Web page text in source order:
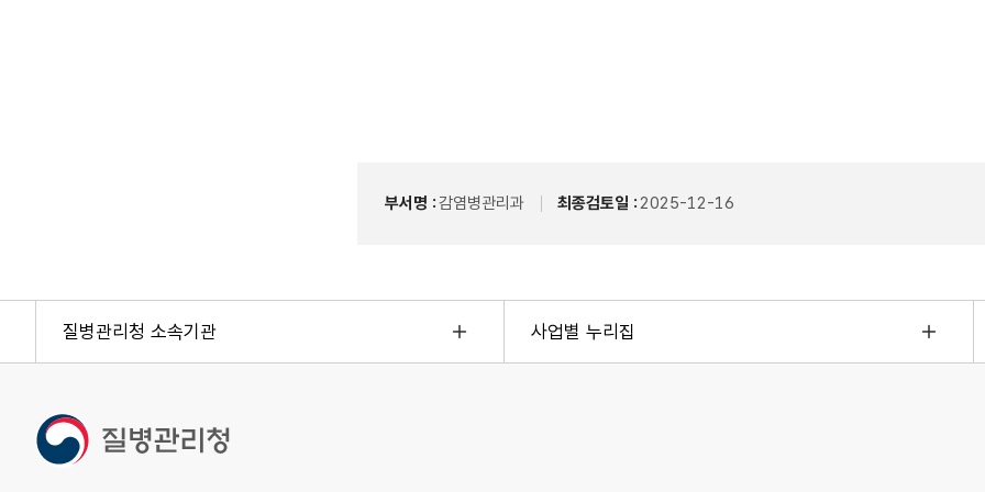
부서명 :감염병관리과 최종검토일 :2025-12-16
질병관리청 소속기관 사업별 누리집